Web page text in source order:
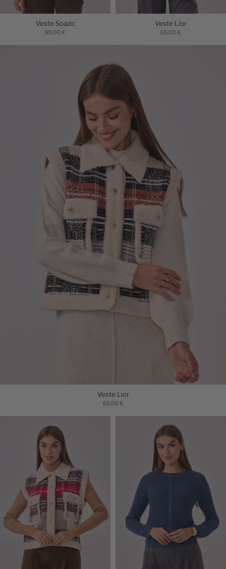
Veste Soazic
89,00 €
Veste Lior
65,00 €
Veste Lior
65,00 €